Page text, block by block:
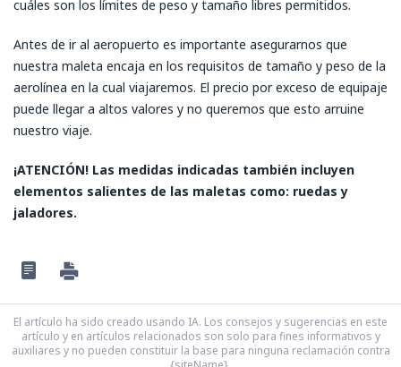
cuáles son los límites de peso y tamaño libres permitidos.
Antes de ir al aeropuerto es importante asegurarnos que
nuestra maleta encaja en los requisitos de tamaño y peso de la
aerolínea en la cual viajaremos. El precio por exceso de equipaje
puede llegar a altos valores y no queremos que esto arruine
nuestro viaje.
¡ATENCIÓN! Las medidas indicadas también incluyen
elementos salientes de las maletas como: ruedas y
jaladores.
El artículo ha sido creado usando IA. Los consejos y sugerencias en este
artículo y en artículos relacionados son solo para fines informativos y
auxiliares y no pueden constituir la base para ninguna reclamación contra